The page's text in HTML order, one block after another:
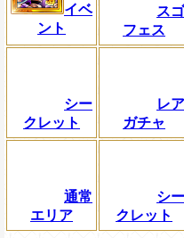
イベ
ント
スゴ
フェス
シー
クレット
レア
ガチャ
通常
エリア
シー
クレット